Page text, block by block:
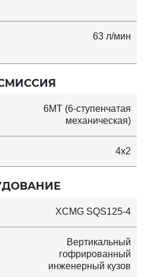
63 л/мин
6MT (6-ступенчатая
механическая)
4x2
XCMG SQS125-4
Вертикальный
гофрированный
инженерный кузов